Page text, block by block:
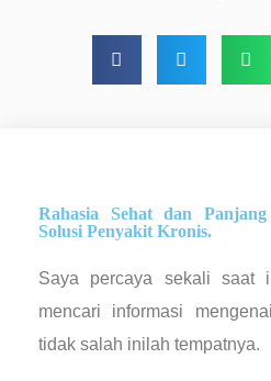
Rahasia Sehat dan
Solusi Penyakit Kronis.
Saya percaya sekali saat
mencari informasi
tidak salah inilah tempatnya.